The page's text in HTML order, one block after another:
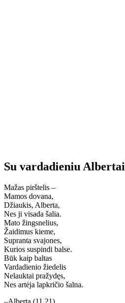
Su vardadieniu Albertai
Mažas pirštelis –
Mamos dovana,
Džiaukis, Alberta,
Nes ji visada šalia.
Mato žingsnelius,
Žaidimus kieme,
Supranta svajones,
Kurios suspindi balse.
Būk kaip baltas
Vardadienio žiedelis
Nelauktai pražydęs,
Nes artėja lapkričio šalna.
–Alberta (11.21)